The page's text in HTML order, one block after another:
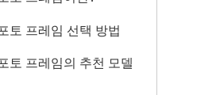
토 프레임 선택 방법
토 프레임의 추천 모델